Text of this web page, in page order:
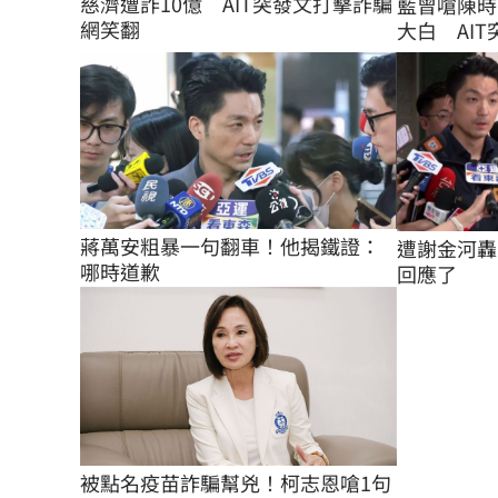
網笑翻
大白 AIT
蔣萬安粗暴一句翻車！他揭鐵證：
哪時道歉
遭謝金河
回應了
被點名疫苗詐騙幫兇！柯志恩嗆1句